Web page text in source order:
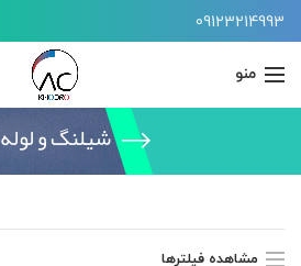
09123214993
منو
شیلنگ و لوله
مشاهده فیلترها